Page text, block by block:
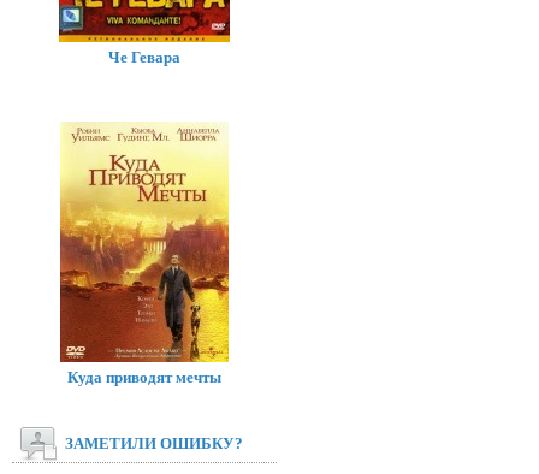
Че Гевара
Куда приводят мечты
ЗАМЕТИЛИ ОШИБКУ?